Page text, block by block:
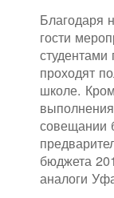
Благодаря
гости
проходят
школе.
совещании
бюджета
аналоги